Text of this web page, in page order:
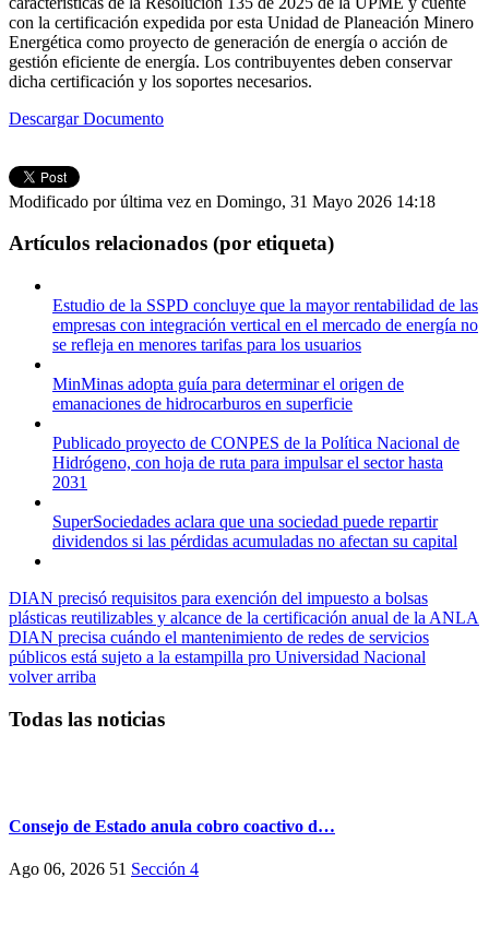
con la certificación expedida por esta Unidad de Planeación Minero
Energética como proyecto de generación de energía o acción de
gestión eficiente de energía. Los contribuyentes deben conservar
dicha certificación y los soportes necesarios.
Descargar Documento
Modificado por última vez en Domingo, 31 Mayo 2026 14:18
Artículos relacionados (por etiqueta)
Estudio de la SSPD concluye que la mayor rentabilidad de las
empresas con integración vertical en el mercado de energía no
se refleja en menores tarifas para los usuarios
MinMinas adopta guía para determinar el origen de
emanaciones de hidrocarburos en superficie
Publicado proyecto de CONPES de la Política Nacional de
Hidrógeno, con hoja de ruta para impulsar el sector hasta
2031
SuperSociedades aclara que una sociedad puede repartir
dividendos si las pérdidas acumuladas no afectan su capital
DIAN precisó requisitos para exención del impuesto a bolsas
plásticas reutilizables y alcance de la certificación anual de la ANLA
DIAN precisa cuándo el mantenimiento de redes de servicios
públicos está sujeto a la estampilla pro Universidad Nacional
volver arriba
Todas las noticias
Consejo de Estado anula cobro coactivo d…
Ago 06, 2026 51 Sección 4